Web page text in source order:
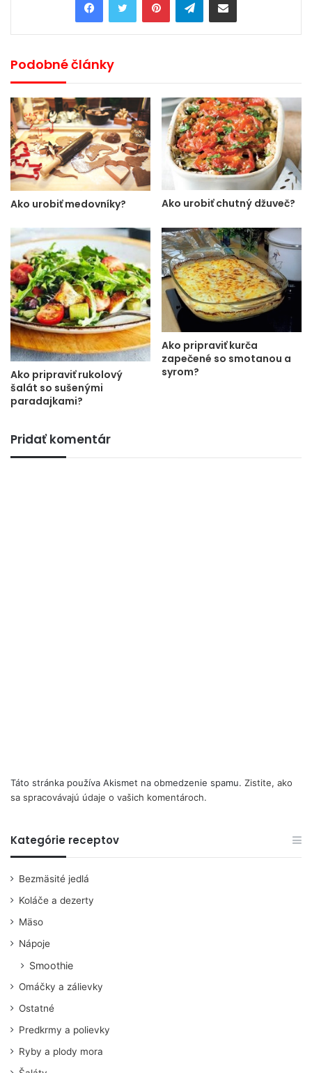
Podobné články
Ako urobiť medovníky? Ako urobiť chutný džuveč?
Ako pripraviť rukolový
šalát so sušenými
paradajkami?
Ako pripraviť kurča
zapečené so smotanou a
syrom?
Pridať komentár
Táto stránka používa Akismet na obmedzenie spamu. Zistite, ako
sa spracovávajú údaje o vašich komentároch.
Kategórie receptov
Bezmäsité jedlá
Koláče a dezerty
Mäso
Nápoje
Smoothie
Omáčky a zálievky
Ostatné
Predkrmy a polievky
Ryby a plody mora